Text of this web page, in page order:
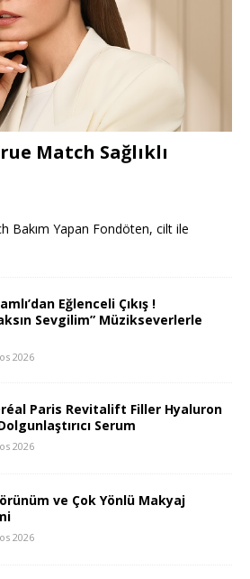
Match Sağlıklı
Bakım Yapan Fondöten, cilt ile
Eğlenceli Çıkış !
Sevgilim” Müzikseverlerle
2026
Paris Revitalift Filler Hyaluron
Serum
2026
ve Çok Yönlü Makyaj
2026